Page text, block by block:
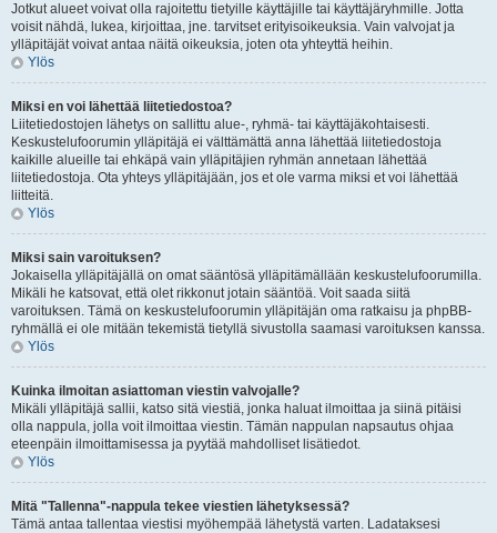
Jotkut alueet voivat olla rajoitettu tietyille käyttäjille tai käyttäjäryhmille. Jotta
voisit nähdä, lukea, kirjoittaa, jne. tarvitset erityisoikeuksia. Vain valvojat ja
ylläpitäjät voivat antaa näitä oikeuksia, joten ota yhteyttä heihin.
Ylös
Miksi en voi lähettää liitetiedostoa?
Liitetiedostojen lähetys on sallittu alue-, ryhmä- tai käyttäjäkohtaisesti.
Keskustelufoorumin ylläpitäjä ei välttämättä anna lähettää liitetiedostoja
kaikille alueille tai ehkäpä vain ylläpitäjien ryhmän annetaan lähettää
liitetiedostoja. Ota yhteys ylläpitäjään, jos et ole varma miksi et voi lähettää
liitteitä.
Ylös
Miksi sain varoituksen?
Jokaisella ylläpitäjällä on omat sääntösä ylläpitämällään keskustelufoorumilla.
Mikäli he katsovat, että olet rikkonut jotain sääntöä. Voit saada siitä
varoituksen. Tämä on keskustelufoorumin ylläpitäjän oma ratkaisu ja phpBB-
ryhmällä ei ole mitään tekemistä tietyllä sivustolla saamasi varoituksen kanssa.
Ylös
Kuinka ilmoitan asiattoman viestin valvojalle?
Mikäli ylläpitäjä sallii, katso sitä viestiä, jonka haluat ilmoittaa ja siinä pitäisi
olla nappula, jolla voit ilmoittaa viestin. Tämän nappulan napsautus ohjaa
eteenpäin ilmoittamisessa ja pyytää mahdolliset lisätiedot.
Ylös
Mitä "Tallenna"-nappula tekee viestien lähetyksessä?
Tämä antaa tallentaa viestisi myöhempää lähetystä varten. Ladataksesi